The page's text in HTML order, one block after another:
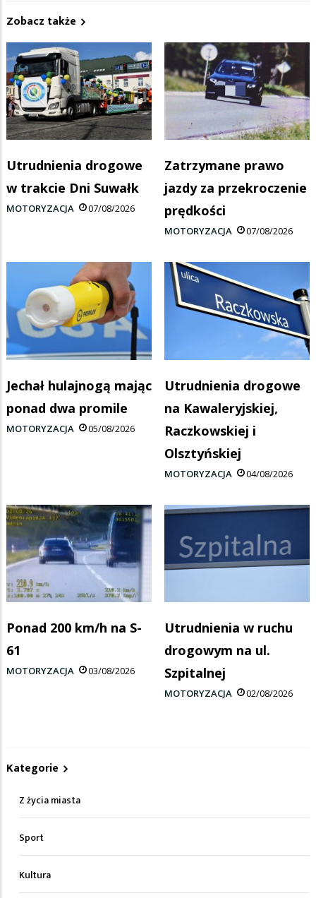
Zobacz także
Utrudnienia drogowe
w trakcie Dni Suwałk
MOTORYZACJA 07/08/2026
Zatrzymane prawo
jazdy za przekroczenie
prędkości
MOTORYZACJA 07/08/2026
Jechał hulajnogą mając
ponad dwa promile
MOTORYZACJA 05/08/2026
Utrudnienia drogowe
na Kawaleryjskiej,
Raczkowskiej i
Olsztyńskiej
MOTORYZACJA 04/08/2026
Ponad 200 km/h na S-
61
MOTORYZACJA 03/08/2026
Utrudnienia w ruchu
drogowym na ul.
Szpitalnej
MOTORYZACJA 02/08/2026
Kategorie
Z życia miasta
Sport
Kultura